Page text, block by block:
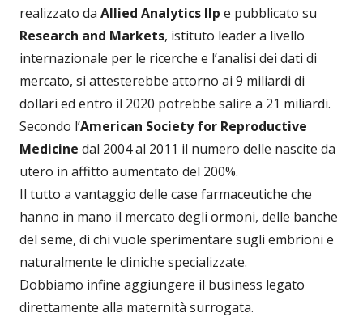
realizzato da Allied Analytics llp e pubblicato su
Research and Markets, istituto leader a livello
internazionale per le ricerche e l’analisi dei dati di
mercato, si attesterebbe attorno ai 9 miliardi di
dollari ed entro il 2020 potrebbe salire a 21 miliardi.
Secondo l’American Society for Reproductive
Medicine dal 2004 al 2011 il numero delle nascite da
utero in affitto aumentato del 200%.
Il tutto a vantaggio delle case farmaceutiche che
hanno in mano il mercato degli ormoni, delle banche
del seme, di chi vuole sperimentare sugli embrioni e
naturalmente le cliniche specializzate.
Dobbiamo infine aggiungere il business legato
direttamente alla maternità surrogata.